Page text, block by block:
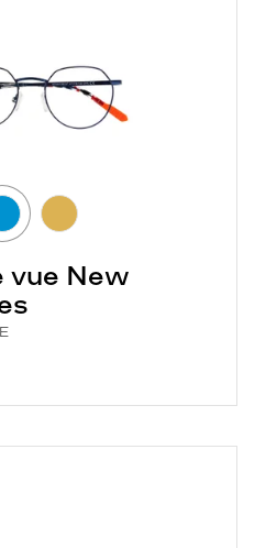
vue New